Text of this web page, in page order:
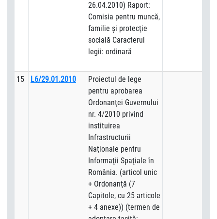
26.04.2010) Raport:
Comisia pentru muncă,
familie şi protecţie
socială Caracterul
legii: ordinară
15 L6/29.01.2010
Proiectul de lege
pentru aprobarea
Ordonanţei Guvernului
nr. 4/2010 privind
instituirea
Infrastructurii
Naţionale pentru
Informaţii Spaţiale în
România. (articol unic
+ Ordonanţă (7
Capitole, cu 25 articole
+ 4 anexe)) (termen de